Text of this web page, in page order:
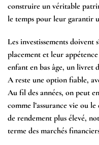
construire un véritable
le temps pour leur garantir
Les investissements doivent
placement et leur
enfant en bas âge, un livret
A reste une option fiable,
Au fil des années, on peut
comme l’assurance vie ou
de rendement plus élevé,
terme des marchés